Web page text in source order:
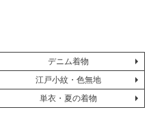
デニム着物
江戸小紋・色無地
単衣・夏の着物